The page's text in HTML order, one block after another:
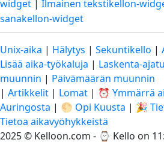
widget | Ilmainen tekstikellon-
sanakellon-widget
Unix-aika | Hälytys | Sekuntikello |
Lisää aika-työkaluja | Laskenta-
muunnin | Päivämäärän muunnin
| Artikkelit | Lomat | ⏰ Ymmärrä
Auringosta | 🌕 Opi Kuusta | 🎉
Tietoa aikavyöhykkeistä
2025 © Kelloon.com - ⌚ Kello on